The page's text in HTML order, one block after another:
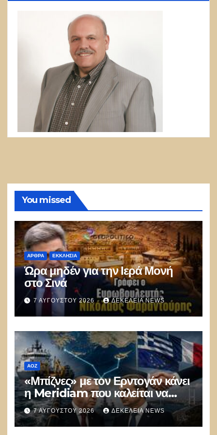
You missed
ΑΡΘΡΑ ΕΚΚΛΗΣΊΑ
Ώρα μηδέν για την Ιερά Μονή
στο Σινά
7 ΑΥΓΟΎΣΤΟΥ 2026 ΔΕΚΈΛΕΙΑ NEWS
ΑΟΖ
«Μπίζνες» με τον Ερντογάν κάνει
η Meridiam που καλείται να
ξεμπλοκάρει το καλώδιο
Ελλάδας–Κύπρου
7 ΑΥΓΟΎΣΤΟΥ 2026 ΔΕΚΈΛΕΙΑ NEWS